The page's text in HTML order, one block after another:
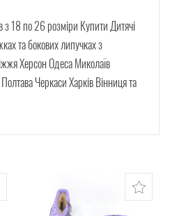
з 18 по 26 розміри Купити Дитячі
та бокових липучкахз
Херсон Одеса Миколаїв
Черкаси Харків Вінниця та